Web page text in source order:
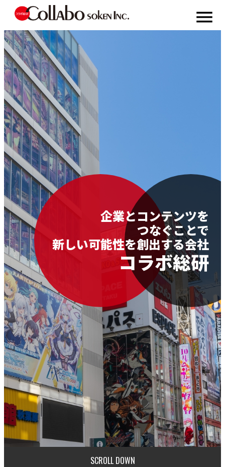
menu
会社 概要
バトル・
企業とコンテンツを
つなぐことで
新しい可能性を創出する会社
コラボ総研
SCROLL DOWN